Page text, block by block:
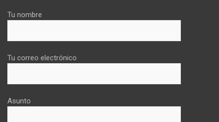
Tu nombre
Tu correo electrónico
Asunto